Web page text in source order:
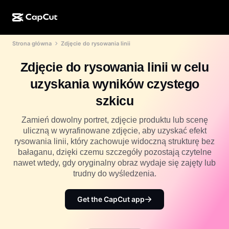
CapCut online
Aplikacja mobilna CapCut
Dreamina AI
Pippit AI
Kreator AI
Projekt AI
Studio filmowe
Generator filmów AI
Generator obrazów AI
Ulepszanie obrazów AI
Dreamina Seedance 2.5
Nano Banana Pro
Funkcje
Narzędzia AI
Edytor i generator filmów
Edytor i generator obrazów
Generator i edytor głosów
Więcej
Świąteczne szablony
Szablony kalendarzy
Szablony na rocznicę
Szablony efektów
Informacje
Społeczność
Partnerzy
Program pionierów
Kreatywny program dla partnerów
Kreatywny kampus CapCut
Strona główna Zdjęcie do rysowania linii
Zdjęcie do rysowania linii w celu
uzyskania wyników czystego
szkicu
Zamień dowolny portret, zdjęcie produktu lub scenę
uliczną w wyrafinowane zdjęcie, aby uzyskać efekt
rysowania linii, który zachowuje widoczną strukturę bez
bałaganu, dzięki czemu szczegóły pozostają czytelne
nawet wtedy, gdy oryginalny obraz wydaje się zajęty lub
trudny do wyśledzenia.
Get the CapCut app